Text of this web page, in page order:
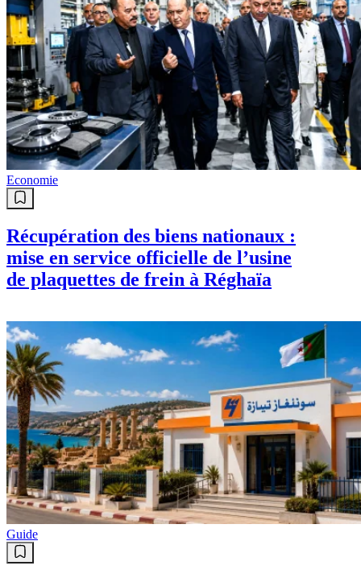
Economie
Récupération des biens nationaux :
mise en service officielle de l’usine
de plaquettes de frein à Réghaïa
Guide